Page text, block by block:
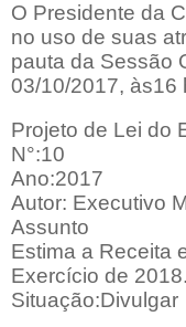
O Presidente da
no uso de suas
pauta da Sessão
03/10/2017, às16
Projeto de Lei do
N°:10
Ano:2017
Autor: Executivo
Assunto
Estima a Receita
Exercício de 2018.
Situação:Divulgar